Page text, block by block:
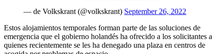
— de Volkskrant (@volkskrant) September 26, 2022
Estos alojamientos temporales forman parte de las soluciones de
emergencia que el gobierno holandés ha ofrecido a los solicitantes a
quienes recientemente se les ha denegado una plaza en centros de